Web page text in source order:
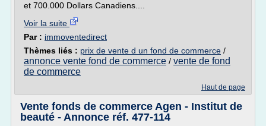
et 700.000 Dollars Canadiens....
Voir la suite
Par : immoventedirect
Thèmes liés : prix de vente d un fond de commerce /
annonce vente fond de commerce / vente de fond
de commerce
Haut de page
Vente fonds de commerce Agen - Institut de
beauté - Annonce réf. 477-114